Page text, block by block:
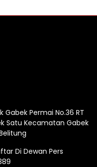
Gabek Permai No.36 RT
Satu Kecamatan Gabek
Di Dewan Pers